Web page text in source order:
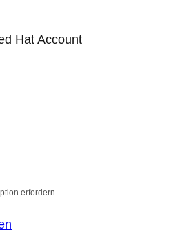
Hat Account
erfordern.